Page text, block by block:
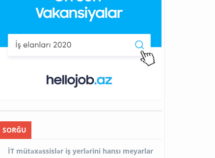
SORĞU
İT mütəxəssislər iş yerlərini hansı meyarlar